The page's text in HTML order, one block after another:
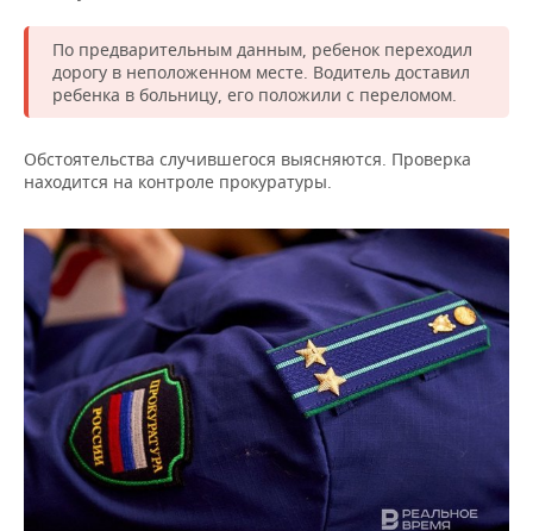
ОТКРЫТАЯ ЛЕКЦИЯ
БАСКЕТБОЛ
ВОЛЕЙБОЛ
КИБЕРСПОРТ
ФИГУРНОЕ КАТАНИЕ
ВОДНЫЕ ВИДЫ СПОРТА
ХОККЕЙ С МЯЧОМ
ИНФРАСТРУКТУРА
ИСТОРИЯ
КУЛЬТУРА
МЕДИЦИНА
ОБРАЗОВАНИЕ
ПРОИСШЕСТВИЯ
СПРАВОЧНИК
СПИСОК ПЕРСОН
СПИСОК КОМПАНИЙ
ПОЛНАЯ ВЕРСИЯ
По предварительным данным, ребенок переходил
дорогу в неположенном месте. Водитель доставил
ребенка в больницу, его положили с переломом.
Обстоятельства случившегося выясняются. Проверка
находится на контроле прокуратуры.